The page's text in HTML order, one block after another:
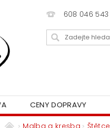
608 046 543
CENY DOPRAVY